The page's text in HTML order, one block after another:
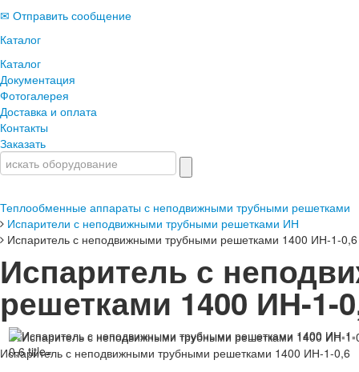
✉ Отправить сообщение
Каталог
Каталог
Документация
Фотогалерея
Доставка и оплата
Контакты
Заказать
Теплообменные аппараты с неподвижными трубными решетками
Испарители с неподвижными трубными решетками ИН
Испаритель с неподвижными трубными решетками 1400 ИН-1-0,6
Испаритель с
решетками 1400 ИН-1-
Испаритель с неподвижными трубными решетками 1400 ИН-1-0,6